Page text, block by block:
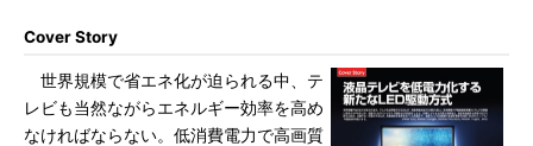
Cover Story
世界規模で省エネ化が迫られる中、テ
レビも当然ながらエネルギー効率を高め
なければならない。低消費電力で高画質